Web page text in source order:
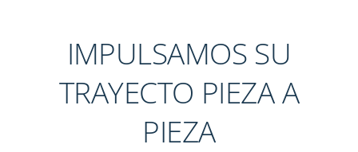
IMPULSAMOS SU
TRAYECTO PIEZA A
PIEZA